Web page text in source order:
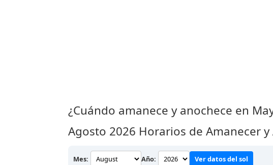
¿Cuándo amanece y anochece en
Agosto 2026 Horarios de Amanecer
Mes: Año: Ver datos del sol